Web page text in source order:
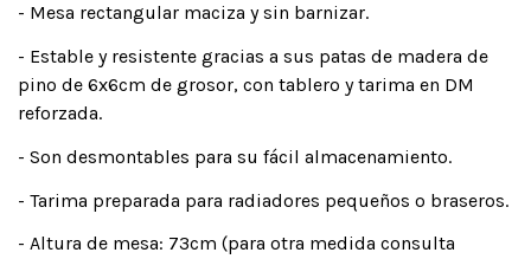
- Mesa rectangular maciza y sin barnizar.
- Estable y resistente gracias a sus patas de madera de
pino de 6x6cm de grosor, con tablero y tarima en DM
reforzada.
- Son desmontables para su fácil almacenamiento.
- Tarima preparada para radiadores pequeños o braseros.
- Altura de mesa: 73cm (para otra medida consulta